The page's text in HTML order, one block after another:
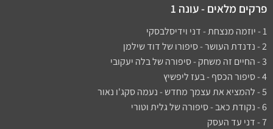
פרקים מלאים - עונה 1
1 - יוזמה מנצחת - דני וידיסלבסקי
2 - נדנדת העושר - סיפורו של דוד שילמן​
3 - החיים זה משחק - סיפורה של בלה יעקובי
4 - סיפור הכסף - בעז ליפשיץ
5 - להמציא את עצמך מחדש - נעמה סקג'ו נאור
6 - נקודת כאב - סיפורה של גלית וטורי
7 - דני עד העסק